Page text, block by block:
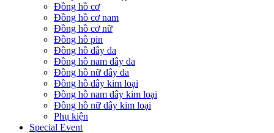
Đồng hồ cơ
Đồng hồ cơ nam
Đồng hồ cơ nữ
Đồng hồ pin
Đồng hồ dây da
Đồng hồ nam dây da
Đồng hồ nữ dây da
Đồng hồ dây kim loại
Đồng hồ nam dây kim loại
Đồng hồ nữ dây kim loại
Phụ kiện
Special Event